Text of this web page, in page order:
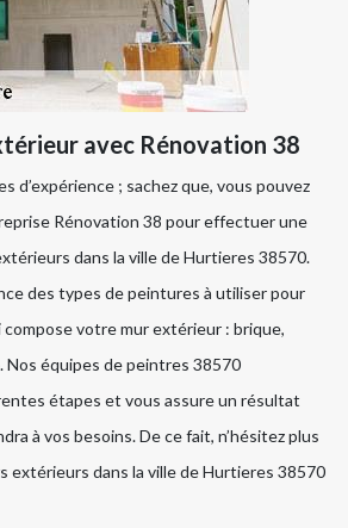
avec Rénovation 38
d’expérience ; sachez que, vous pouvez
Rénovation 38 pour effectuer une
dans la ville de Hurtieres 38570.
des types de peintures à utiliser pour
votre mur extérieur : brique,
Nos équipes de peintres 38570
étapes et vous assure un résultat
à vos besoins. De ce fait, n’hésitez plus
extérieurs dans la ville de Hurtieres 38570